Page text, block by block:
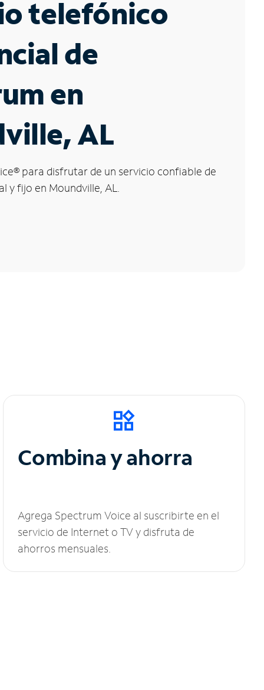
telefónico
de
en
AL
® para disfrutar de un servicio confiable de
y fijo en Moundville, AL.
Combina y ahorra
Agrega Spectrum Voice al suscribirte en el
servicio de Internet o TV y disfruta de
ahorros mensuales.